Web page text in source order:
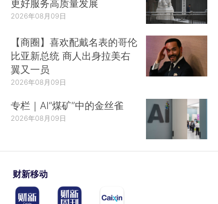
更好服务高质量发展
2026年08月09日
【商圈】喜欢配戴名表的哥伦
比亚新总统 商人出身拉美右
翼又一员
2026年08月09日
专栏｜AI“煤矿”中的金丝雀
2026年08月09日
财新移动